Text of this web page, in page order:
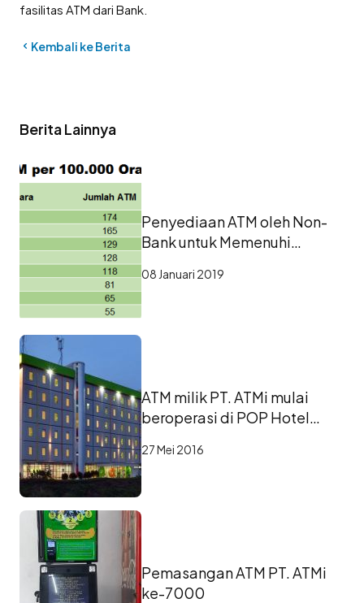
fasilitas ATM dari Bank.
Kembali ke Berita
Berita Lainnya
Penyediaan ATM oleh Non-
Bank untuk Memenuhi
Keuangan bagi Masyarakat
08 Januari 2019
ATM milik PT. ATMi mulai
beroperasi di POP Hotel
27 Mei 2016
Pemasangan ATM PT. ATMi
ke-7000